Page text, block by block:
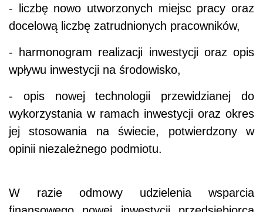
- liczbę nowo utworzonych miejsc pracy oraz
docelową liczbę zatrudnionych pracowników,
- harmonogram realizacji inwestycji oraz opis
wpływu inwestycji na środowisko,
- opis nowej technologii przewidzianej do
wykorzystania w ramach inwestycji oraz okres
jej stosowania na świecie, potwierdzony w
opinii niezależnego podmiotu.
W razie odmowy udzielenia wsparcia